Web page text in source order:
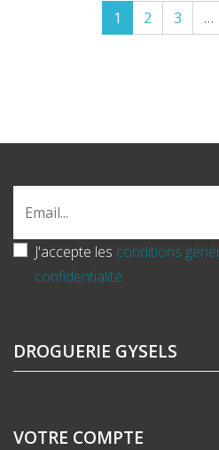
1 2 3 …
J'accepte les conditions
confidentialité
DROGUERIE GYSELS
VOTRE COMPTE